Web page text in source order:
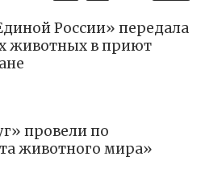
России» передала
животных в приют
провели по
животного мира»